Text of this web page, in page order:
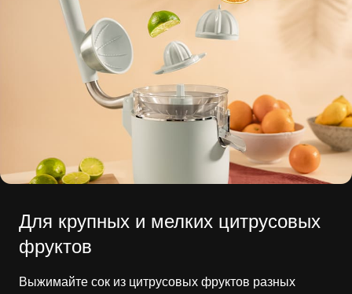
Для крупных и мелких цитрусовых
фруктов
Выжимайте сок из цитрусовых фруктов разных